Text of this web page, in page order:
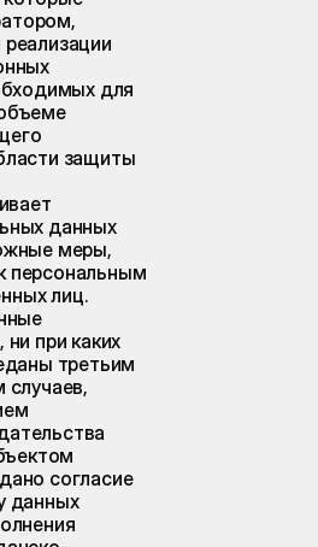
для
защиты
данных
меры,
персональным
лиц.
при каких
третьим
случаев,
согласие
данных